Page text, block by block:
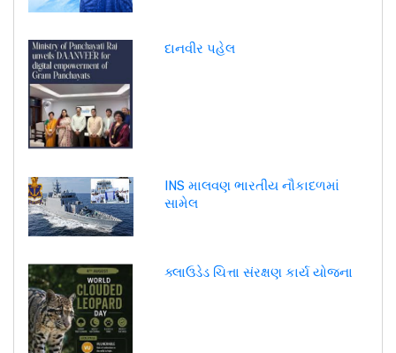
દાનવીર પહેલ
INS માલવણ ભારતીય નૌકાદળમાં
સામેલ
ક્લાઉડેડ ચિત્તા સંરક્ષણ કાર્ય યોજના